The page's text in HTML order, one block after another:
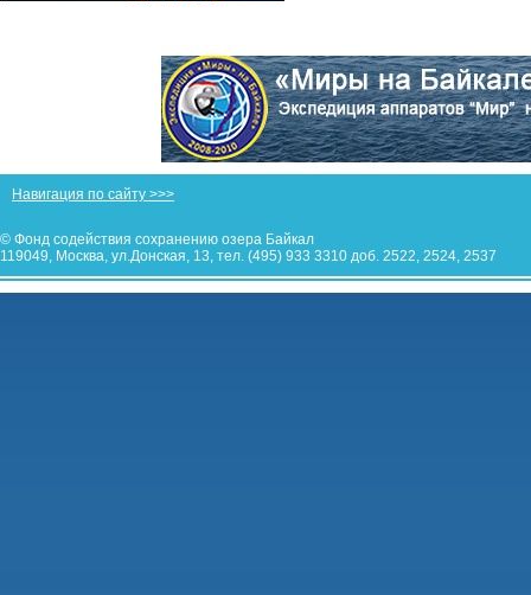
Навигация по сайту >>>
© Фонд содействия сохранению озера Байкал
119049, Москва, ул.Донская, 13, тел. (495) 933 3310 доб. 2522, 2524, 2537